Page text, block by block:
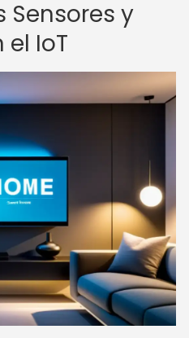
Sensores y
IoT